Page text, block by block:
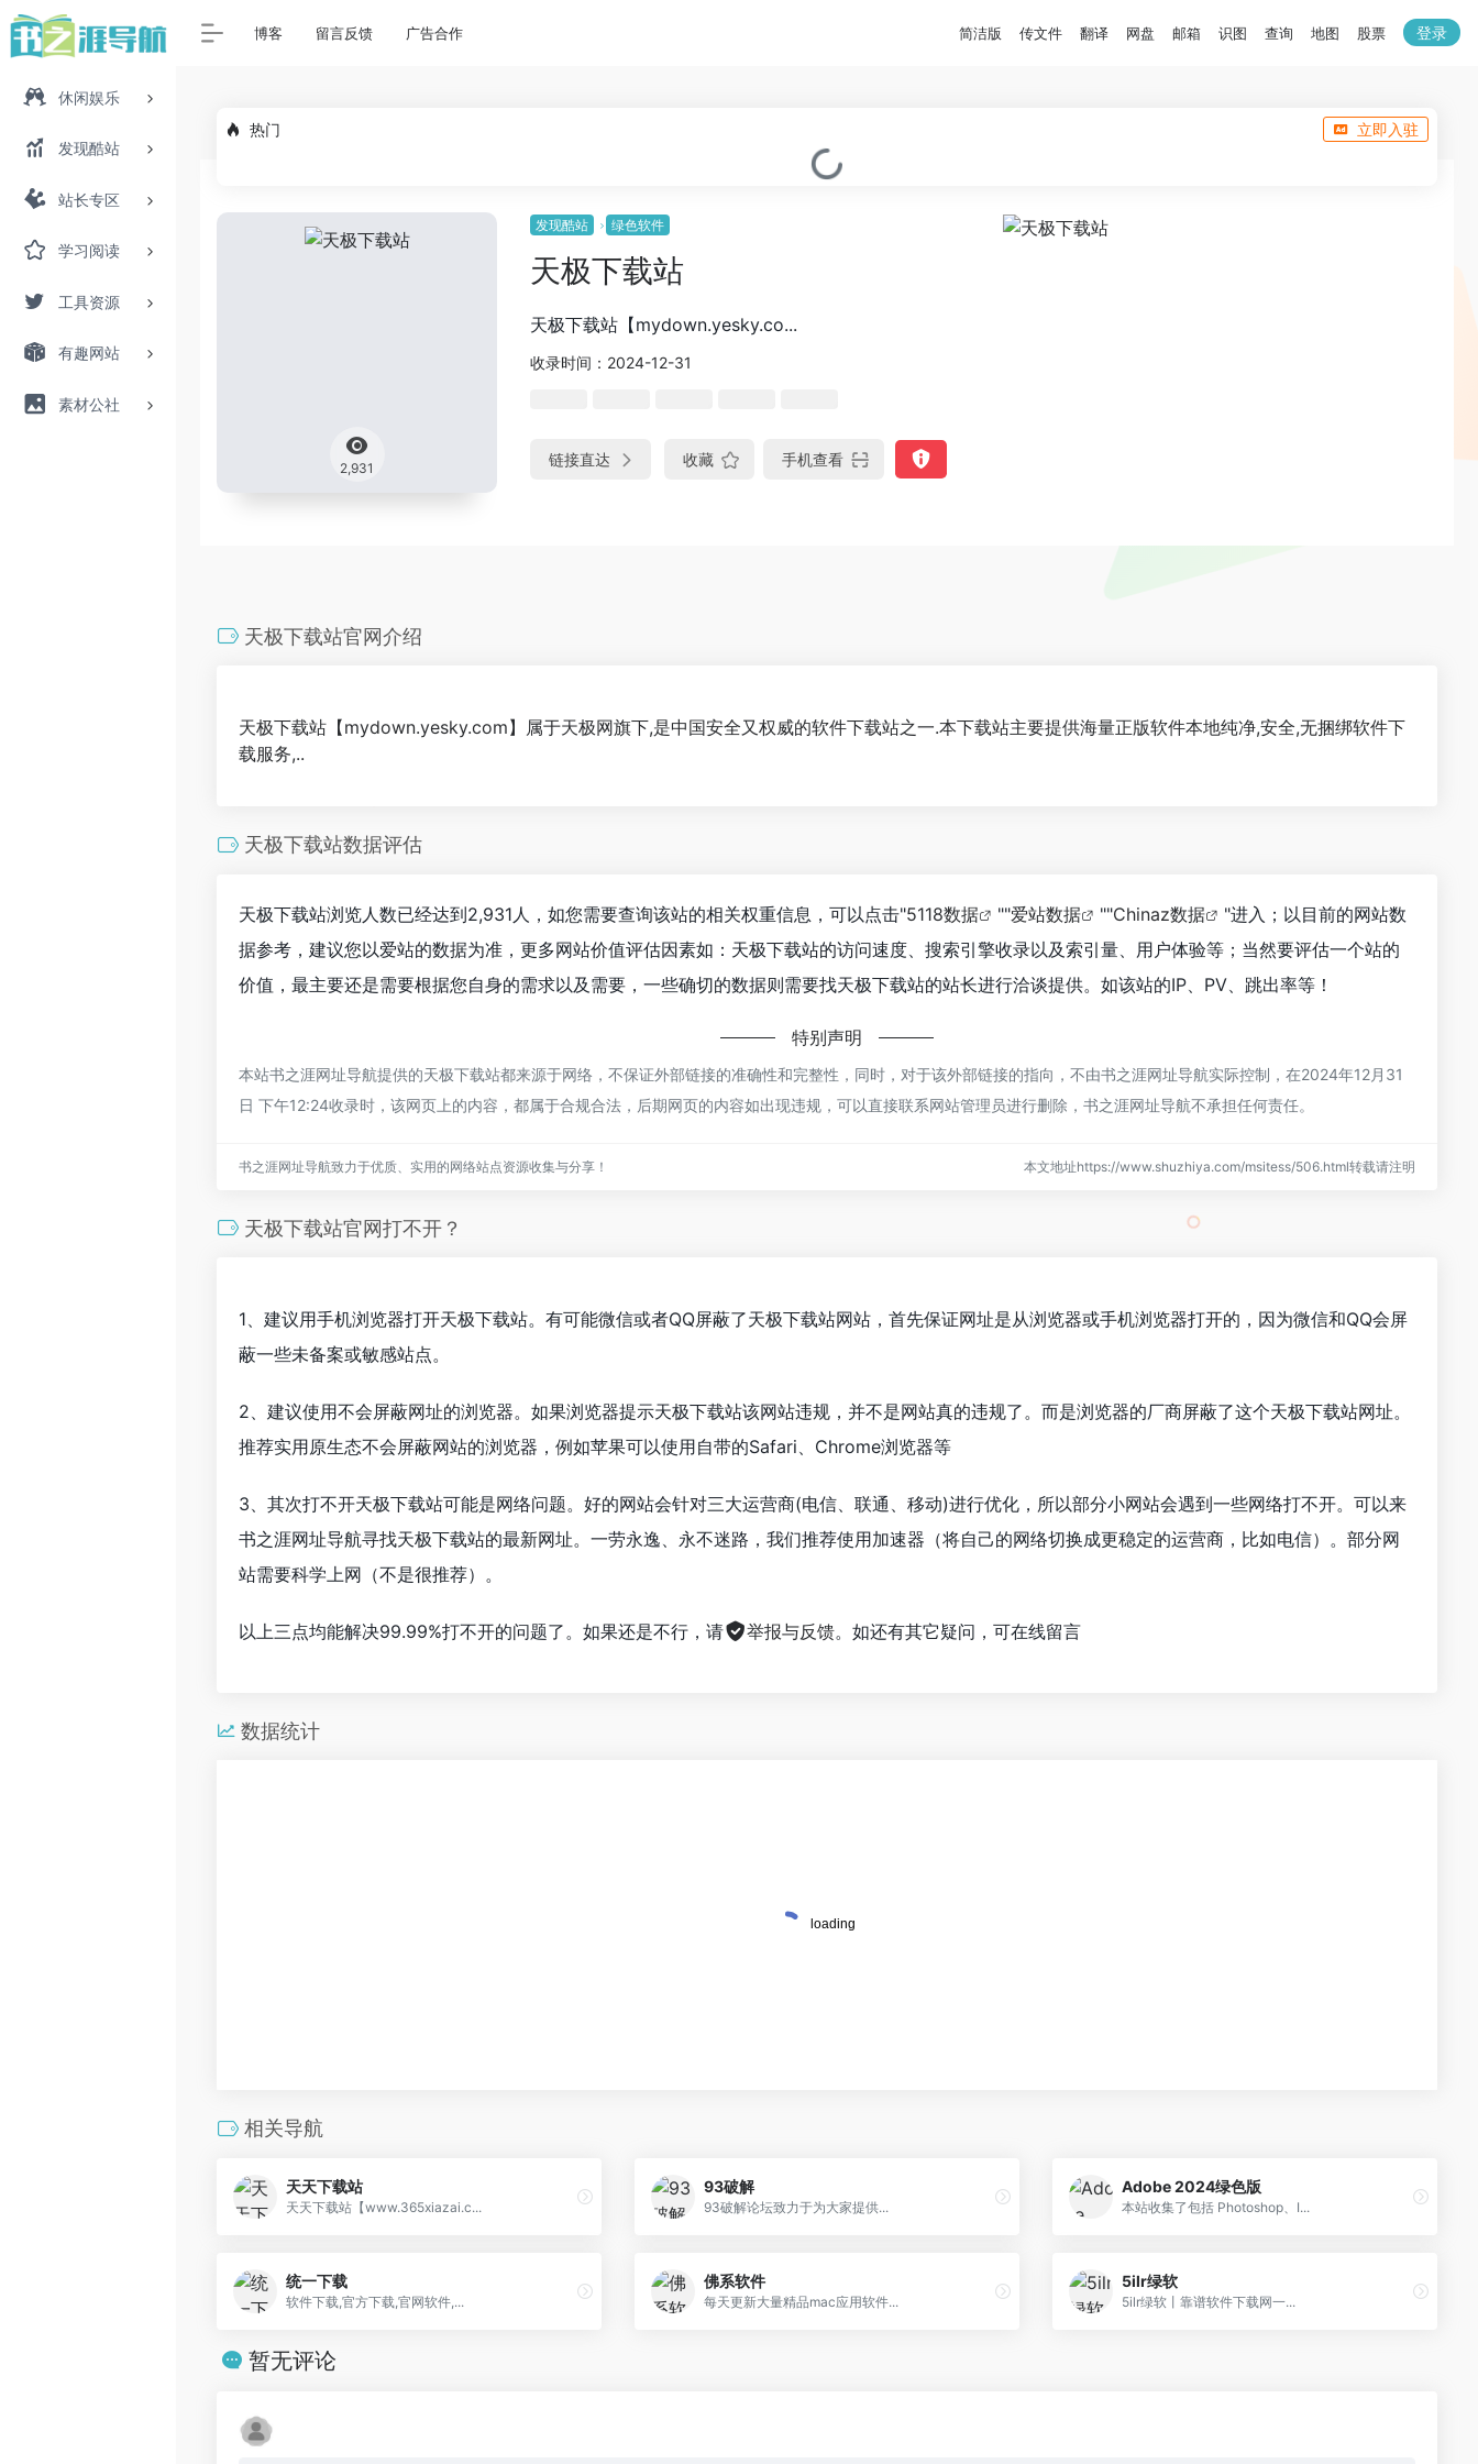
休闲娱乐
发现酷站
站长专区
学习阅读
工具资源
有趣网站
素材公社
博客 留言反馈 广告合作 简洁版 传文件 翻译 网盘 邮箱 识图 查询 地图 股票 登录
热门 立即入驻
2,931
发现酷站 绿色软件
天极下载站
天极下载站【mydown.yesky.co...
收录时间：2024-12-31
链接直达 收藏 手机查看
天极下载站官网介绍
天极下载站【mydown.yesky.com】属于天极网旗下,是中国安全又权威的软件下载站之一.本下载站主要提供海量正版软件本地纯净,安全,无捆绑软件下
载服务,..
天极下载站数据评估
天极下载站浏览人数已经达到2,931人，如您需要查询该站的相关权重信息，可以点击"5118数据 ""爱站数据 ""Chinaz数据
"进入；以目前的网站数
据参考，建议您以爱站的数据为准，更多网站价值评估因素如：天极下载站的访问速度、搜索引擎收录以及索引量、用户体验等；当然要评估一个站的
价值，最主要还是需要根据您自身的需求以及需要，一些确切的数据则需要找天极下载站的站长进行洽谈提供。如该站的IP、PV、跳出率等！
特别声明
本站书之涯网址导航提供的天极下载站都来源于网络，不保证外部链接的准确性和完整性，同时，对于该外部链接的指向，不由书之涯网址导航实际控制，在2024年12月31
日 下午12:24收录时，该网页上的内容，都属于合规合法，后期网页的内容如出现违规，可以直接联系网站管理员进行删除，书之涯网址导航不承担任何责任。
书之涯网址导航致力于优质、实用的网络站点资源收集与分享！ 本文地址https://www.shuzhiya.com/msitess/506.html转载请注明
天极下载站官网打不开？
1、建议用手机浏览器打开天极下载站。有可能微信或者QQ屏蔽了天极下载站网站，首先保证网址是从浏览器或手机浏览器打开的，因为微信和QQ会屏
蔽一些未备案或敏感站点。
2、建议使用不会屏蔽网址的浏览器。如果浏览器提示天极下载站该网站违规，并不是网站真的违规了。而是浏览器的厂商屏蔽了这个天极下载站网址。
推荐实用原生态不会屏蔽网站的浏览器，例如苹果可以使用自带的Safari、Chrome浏览器等
3、其次打不开天极下载站可能是网络问题。好的网站会针对三大运营商(电信、联通、移动)进行优化，所以部分小网站会遇到一些网络打不开。可以来
书之涯网址导航寻找天极下载站的最新网址。一劳永逸、永不迷路，我们推荐使用加速器（将自己的网络切换成更稳定的运营商，比如电信）。部分网
站需要科学上网（不是很推荐）。
以上三点均能解决99.99%打不开的问题了。如果还是不行，请 举报与反馈。如还有其它疑问，可在线留言
数据统计
相关导航
天天下载站
天天下载站【www.365xiazai.c...
93破解
93破解论坛致力于为大家提供...
Adobe 2024绿色版
本站收集了包括 Photoshop、I...
统一下载
软件下载,官方下载,官网软件,...
佛系软件
每天更新大量精品mac应用软件...
5ilr绿软
5ilr绿软丨靠谱软件下载网一...
暂无评论